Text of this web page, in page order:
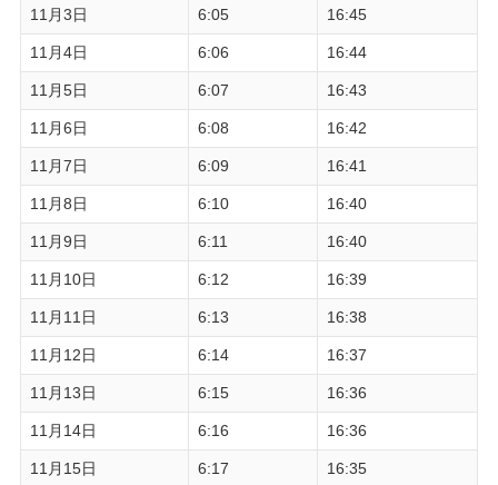
11月3日 6:05 16:45
11月4日 6:06 16:44
11月5日 6:07 16:43
11月6日 6:08 16:42
11月7日 6:09 16:41
11月8日 6:10 16:40
11月9日 6:11 16:40
11月10日 6:12 16:39
11月11日 6:13 16:38
11月12日 6:14 16:37
11月13日 6:15 16:36
11月14日 6:16 16:36
11月15日 6:17 16:35